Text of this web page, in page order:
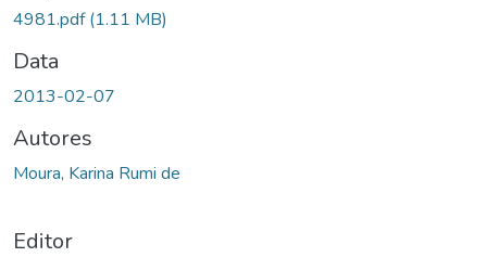
4981.pdf(1.11 MB)
Data
2013-02-07
Autores
Moura, Karina Rumi de
Editor